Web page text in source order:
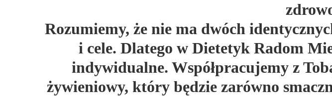
Rozumiemy, że nie ma dwóch
i cele. Dlatego w Dietetyk Radom
indywidualne. Współpracujemy z
żywieniowy, który będzie zarówno